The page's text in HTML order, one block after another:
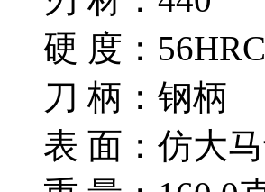
硬 度：56HRC
刀 柄：钢柄
表 面：仿大